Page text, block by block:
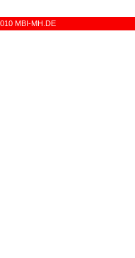
MBI-MH.DE